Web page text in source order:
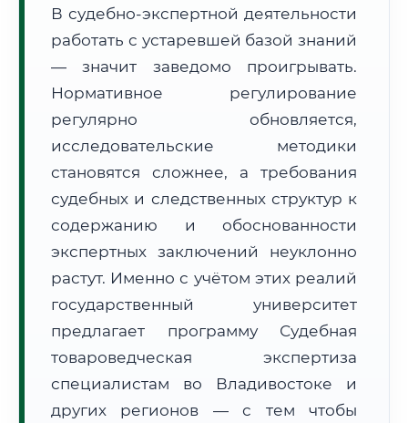
Формат учебы:
Дистанционно
🗺️ Зона обслуживания: г. Владивосток
Расчет логистики оригиналов:
• Маршрут транзита: ~3 714 км
• Экспресс-доставка СДЭК / Почтой:
5–7 рабочих дней
📜 Документы и аккредитация ФИС ФРДО
🔍Нажмите на документ для увеличения и просмотра
В судебно-экспертной деятельности
работать с устаревшей базой знаний
— значит заведомо проигрывать.
Нормативное регулирование
регулярно обновляется,
исследовательские методики
становятся сложнее, а требования
судебных и следственных структур к
содержанию и обоснованности
экспертных заключений неуклонно
растут. Именно с учётом этих реалий
государственный университет
предлагает программу Судебная
товароведческая экспертиза
специалистам во Владивостоке и
других регионов — с тем чтобы